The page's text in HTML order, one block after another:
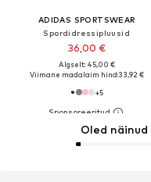
ADIDAS SPORTSWEAR
Spordidressipluusid
36,00 €
Algselt: 45,00 €
Viimane madalaim hind:33,92 €
+5
Oled näinud